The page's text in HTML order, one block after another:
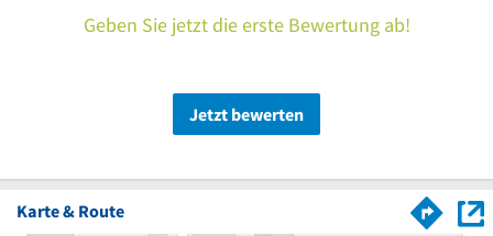
Geben Sie jetzt die erste Bewertung ab!
Jetzt bewerten
Karte & Route